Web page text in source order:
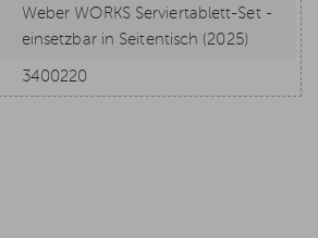
Weber WORKS Serviertablett-Set -
einsetzbar in Seitentisch (2025)
3400220